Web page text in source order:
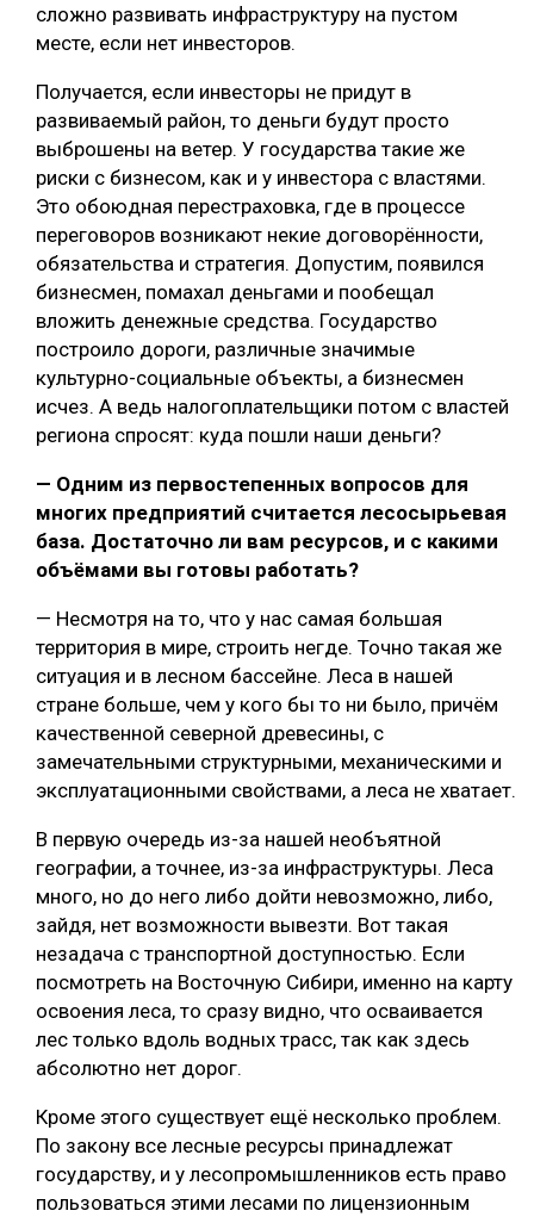
сложно развивать инфраструктуру на пустом
месте, если нет инвесторов.
Получается, если инвесторы не придут в
развиваемый район, то деньги будут просто
выброшены на ветер. У государства такие же
риски с бизнесом, как и у инвестора с властями.
Это обоюдная перестраховка, где в процессе
переговоров возникают некие договорённости,
обязательства и стратегия. Допустим, появился
бизнесмен, помахал деньгами и пообещал
вложить денежные средства. Государство
построило дороги, различные значимые
культурно-социальные объекты, а бизнесмен
исчез. А ведь налогоплательщики потом с властей
региона спросят: куда пошли наши деньги?
— Одним из первостепенных вопросов для
многих предприятий считается лесосырьевая
база. Достаточно ли вам ресурсов, и с какими
объёмами вы готовы работать?
— Несмотря на то, что у нас самая большая
территория в мире, строить негде. Точно такая же
ситуация и в лесном бассейне. Леса в нашей
стране больше, чем у кого бы то ни было, причём
качественной северной древесины, с
замечательными структурными, механическими и
эксплуатационными свойствами, а леса не хватает.
В первую очередь из-за нашей необъятной
географии, а точнее, из-за инфраструктуры. Леса
много, но до него либо дойти невозможно, либо,
зайдя, нет возможности вывезти. Вот такая
незадача с транспортной доступностью. Если
посмотреть на Восточную Сибири, именно на карту
освоения леса, то сразу видно, что осваивается
лес только вдоль водных трасс, так как здесь
абсолютно нет дорог.
Кроме этого существует ещё несколько проблем.
По закону все лесные ресурсы принадлежат
государству, и у лесопромышленников есть право
пользоваться этими лесами по лицензионным